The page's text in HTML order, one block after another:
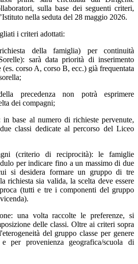
sulla base dei seguenti criteri,
nella seduta del 28 maggio 2026.
i criteri adottati:
della famiglia) per continuità
sarà data priorità di inserimento
(es. corso A, corso B, ecc.) già frequentata
precedenza non potrà esprimere
dei compagni;
base al numero di richieste pervenute,
classi dedicate al percorso del Liceo
(criterio di reciprocità): le famiglie
per indicare fino a un massimo di due
si desidera formare un gruppo di tre
richiesta sia valida, la scelta deve essere
(tutti e tre i componenti del gruppo
una volta raccolte le preferenze, si
delle classi. Oltre ai criteri sopra
del gruppo classe per genere
e per provenienza geografica/scuola di